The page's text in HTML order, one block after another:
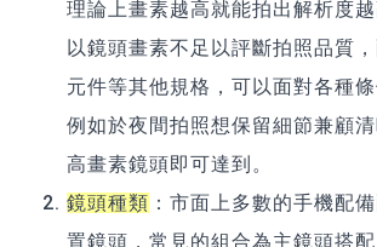
理論上畫素越高就能拍出解析度
以鏡頭畫素不足以評斷拍照品質
元件等其他規格，可以面對各種條
例如於夜間拍照想保留細節兼顧
高畫素鏡頭即可達到。
鏡頭種類 ：市面上多數的手機配
置鏡頭，常見的組合為主鏡頭搭